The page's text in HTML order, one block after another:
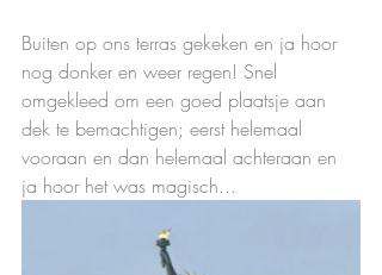
Buiten op ons terras gekeken en ja hoor
nog donker en weer regen! Snel
omgekleed om een goed plaatsje aan
dek te bemachtigen; eerst helemaal
vooraan en dan helemaal achteraan en
ja hoor het was magisch...